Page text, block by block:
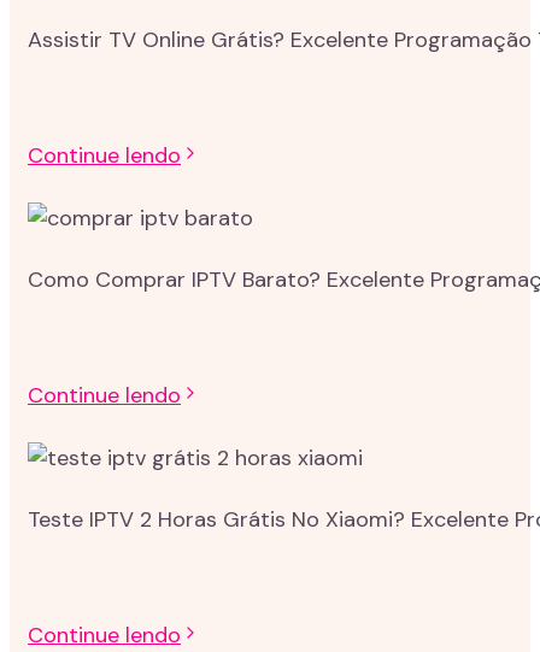
Assistir TV Online Grátis? Excelente Programação
Continue lendo
Como Comprar IPTV Barato? Excelente
Continue lendo
Teste IPTV 2 Horas Grátis No Xiaomi? Excelente
Continue lendo